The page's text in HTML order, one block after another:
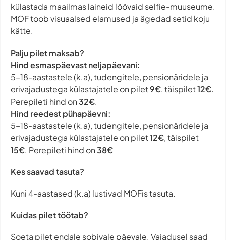
külastada maailmas laineid löövaid selfie-muuseume.
MOF toob visuaalsed elamused ja ägedad setid koju
kätte.
Palju pilet maksab?
Hind esmaspäevast neljapäevani:
5–18-aastastele (k.a), tudengitele, pensionäridele ja
erivajadustega külastajatele on pilet9€, täispilet12€.
Perepileti hind on32€.
Hind reedest pühapäevni:
5–18-aastastele (k.a), tudengitele, pensionäridele ja
erivajadustega külastajatele on pilet12€, täispilet
15€. Perepileti hind on38€
Kes saavad tasuta?
Kuni 4-aastased (k.a) lustivad MOFis tasuta.
Kuidas pilet töötab?
Soeta pilet endale sobivale päevale. Vajadusel saad